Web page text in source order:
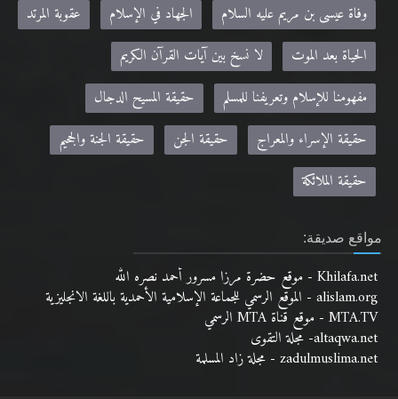
وفاة عيسى بن مريم عليه السلام
الجهاد في الإسلام
عقوبة المرتد
الحياة بعد الموت
لا نسخ بين آيات القرآن الكريم
مفهومنا للإسلام وتعريفنا للمسلم
حقيقة المسيح الدجال
حقيقة الإسراء والمعراج
حقيقة الجن
حقيقة الجنة والجحيم
حقيقة الملائكة
مواقع صديقة:
Khilafa.net - موقع حضرة مرزا مسرور أحمد نصره الله
alislam.org - الموقع الرسمي للجماعة الإسلامية الأحمدية باللغة الانجليزية
MTA.TV - موقع قناة MTA الرسمي
altaqwa.net- مجلة التقوى
zadulmuslima.net - مجلة زاد المسلمة